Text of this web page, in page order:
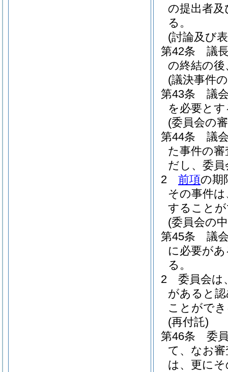
の提出者
る。
(討論及び
第42条
議
の終結の
(議決事件
第43条
議
を必要と
(委員会の
第44条
議
た事件の
だし、委
2
前項の期
その事件は
すること
(委員会の
第45条
議
に必要が
る。
2
委員会は
があると
ことがで
(再付託)
第46条
委
て、なお
は、更に